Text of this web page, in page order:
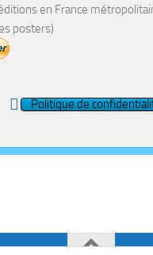
en France
posters)
Politique de